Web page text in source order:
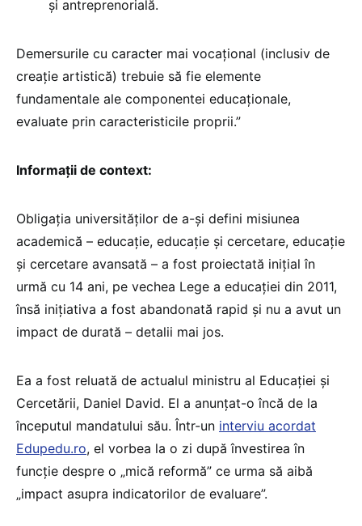
și antreprenorială.
Demersurile cu caracter mai vocațional (inclusiv de
creație artistică) trebuie să fie elemente
fundamentale ale componentei educaționale,
evaluate prin caracteristicile proprii.”
Informații de context:
Obligația universităților de a-și defini misiunea
academică – educație, educație și cercetare, educație
și cercetare avansată – a fost proiectată inițial în
urmă cu 14 ani, pe vechea Lege a educației din 2011,
însă inițiativa a fost abandonată rapid și nu a avut un
impact de durată – detalii mai jos.
Ea a fost reluată de actualul ministru al Educației și
Cercetării, Daniel David. El a anunțat-o încă de la
începutul mandatului său. Într-un interviu acordat
Edupedu.ro, el vorbea la o zi după învestirea în
funcție despre o „mică reformă” ce urma să aibă
„impact asupra indicatorilor de evaluare”.